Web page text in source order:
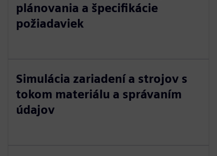
plánovania a špecifikácie
požiadaviek
Simulácia zariadení a strojov s
tokom materiálu a správaním
údajov